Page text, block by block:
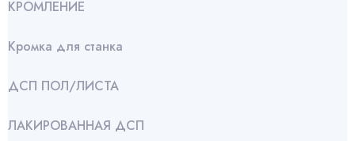
КРОМЛЕНИЕ
Кромка для станка
ДСП ПОЛ/ЛИСТА
ЛАКИРОВАННАЯ ДСП